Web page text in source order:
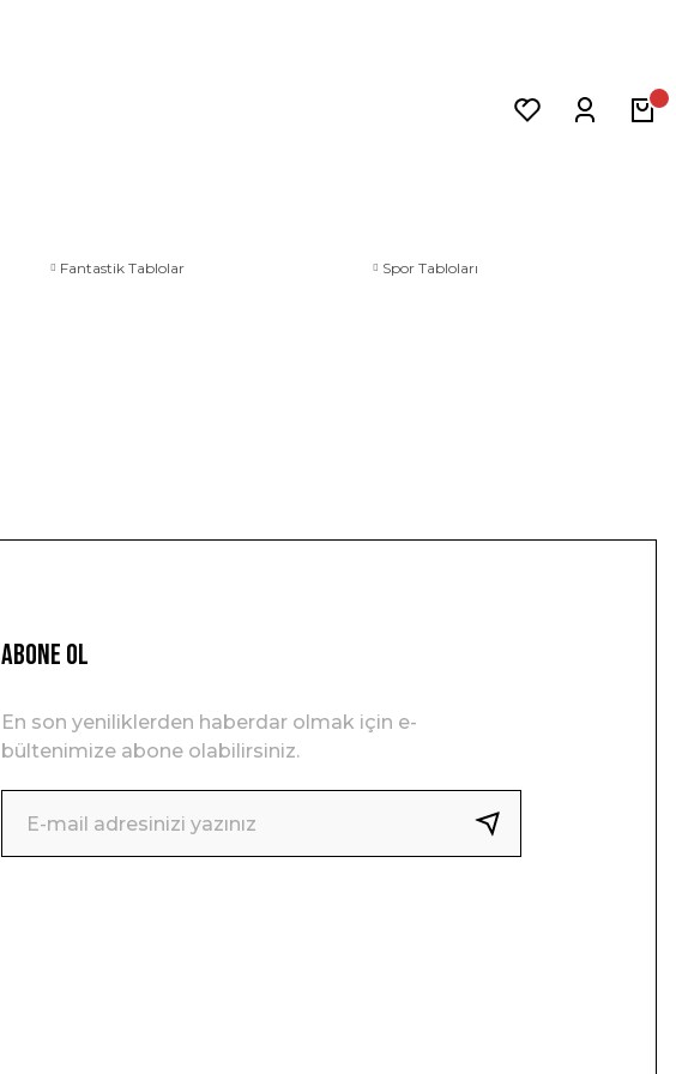
Fantastik Tablolar Spor Tabloları
ABONE OL
En son yeniliklerden haberdar olmak için e-
bültenimize abone olabilirsiniz.